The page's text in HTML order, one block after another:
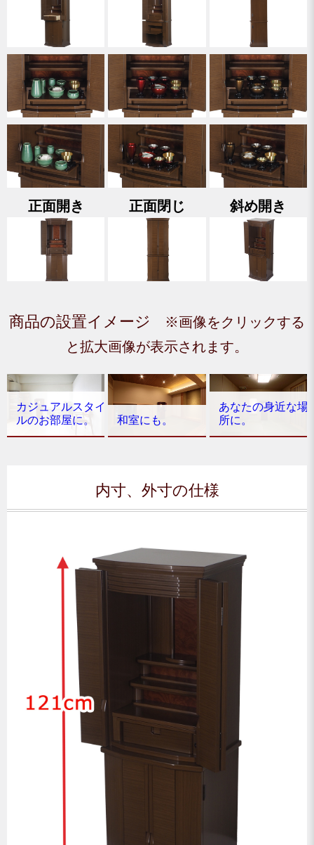
正面開き 正面閉じ 斜め開き
商品の設置イメージ
※画像をクリックする
と拡大画像が表示されます。
カジュアルスタイ
ルのお部屋に。
和室にも。
あなたの身近な場
所に。
内寸、外寸の仕様